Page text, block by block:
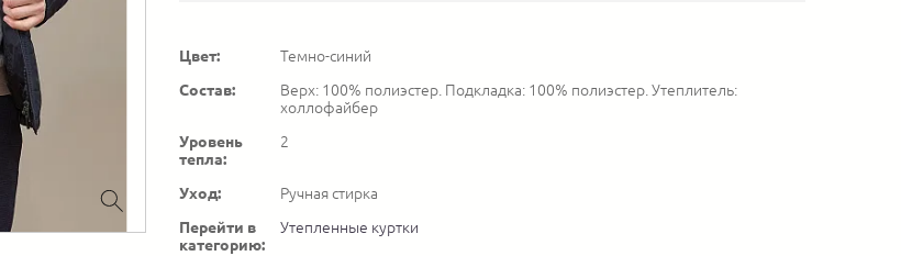
Цвет:
Темно-синий
Состав:
Верх: 100% полиэстер. Подкладка: 100% полиэстер. Утеплитель:
холлофайбер
Уровень
тепла:
2
Уход:
Ручная стирка
Перейти в
категорию:
Утепленные куртки